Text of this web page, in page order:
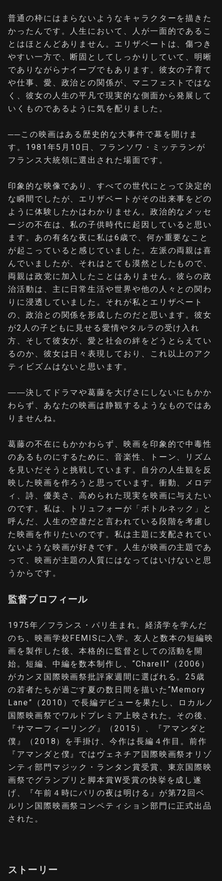
普通の枠にはまらないようなキャラクターを描きた
かったんです。人生において、人が一面的であるこ
とはほとんどありません。エリザベートは、傷つき
やすい一方で、断固としてしっかりしていて、明晰
でありながらナイーブでもあります。彼女の子育て
や仕事、愛、政治との関係が、マニフェストではな
く、彼女の人生の平凡で現実的な側面から発展して
いくものであるように気を配りました。
──この映画はある歴史的な大事件で幕を開けま
す。1981年5月10日、フランソワ・ミッテランが
フランス大統領に選出された場面です。
印象的な映像であり、すべての世代にとって決定的
な瞬間でしたが、エリザベートがその出来事をどの
ように体験したかはわかりません。政治的なメッセ
ージの不在は、私の子供時代に起因していると思い
ます。あの有名な夜に私は6歳で、何か重要なこと
が起こっていると感じていました。左派の両親は喜
んでいましたが、それはとても漠然としたもので、
両親は政党に加入したことはありません。彼らの政
治活動は、主に日常生活や世界や他の人々との関わ
りに浸透していました。それが私とエリザベート
の、政治との関係を形成したのだと思います。彼女
が2人の子どもに見せる愛情やタルラの受け入れ
方、そして彼女が、愛と社会の絆をどうとらえてい
るのか、彼女は日々表現しており、これ以上のアク
ティビズムはないと思います。
――決してドラマや葛藤を大げさにしないにもかか
わらず、あなたの映画は静観するようなものではあ
りませんね。
葛藤の不在にもかかわらず、映画を印象的で中毒性
のあるものにするために、音楽性、トーン、リズム
を見いだそうと挑戦しています。自分の人生観を反
映した映画を作ろうと思っています。衝動、メロデ
ィ、詩、優美さ、高められた現実を映画に与えたい
のです。私は、トリュフォーが「ボトルネック」と
呼んだ、人生の空虚だと言われている段階を考慮し
た映画を作りたいのです。私は主題に支配されてい
ないような映画が好きです。人生が映画の主題であ
って、映画が主題の人質にはなってはいけないと思
うからです。
監督プロフィール
1975年／フランス・パリ生まれ。経済学を学んだ
のち、映画学校FEMISに入学。友人と数本の短編映
画を製作した後、本格的に監督としての活動を開
始。短編、中編を数本制作し、“Charell”（2006）
がカンヌ国際映画祭批評家週間に選ばれる。25歳
の若者たちが過ごす夏の数日間を描いた“Memory
Lane”（2010）で長編デビューを果たし、ロカルノ
国際映画祭でワルドプレミア上映された。その後、
『サマーフィーリング』（2015）、『アマンダと
僕』（2018）を手掛け、今作は長編４作目。前作
『アマンダと僕』ではヴェネチア国際映画祭オリゾ
ンティ部門マジック・ランタン賞受賞、東京国際映
画祭でグランプリと脚本賞W受賞の快挙を成し遂
げ、『午前４時にパリの夜は明ける』が第72回ベ
ルリン国際映画祭コンペティション部門に正式出品
された。
ストーリー